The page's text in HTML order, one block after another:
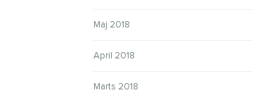
Maj 2018
April 2018
Marts 2018